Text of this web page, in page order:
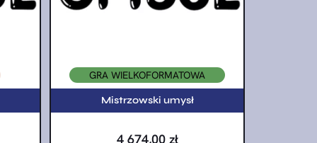
GRA WIELKOFORMATOWA
Mistrzowski umysł
4 674,00 zł